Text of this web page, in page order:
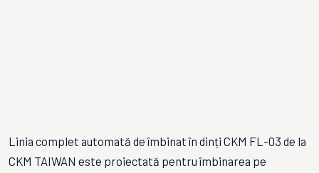
Linia complet automată de îmbinat în dinți CKM FL-03 de la
CKM TAIWAN este proiectată pentru îmbinarea pe